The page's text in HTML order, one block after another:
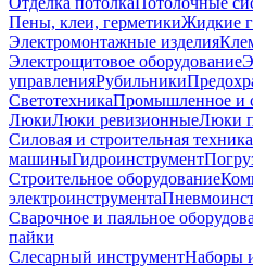
Пены, клеи, герметикиЖидкие
Электромонтажные изделия
Электрощитовое оборудование
управленияРубильники
СветотехникаПромышленное и
ЛюкиЛюки ревизионныеЛюки
Силовая и строительная техника
машиныГидроинструмент
Строительное оборудование
электроинструмента
Сварочное и паяльное
пайки
Слесарный инструментНаборы